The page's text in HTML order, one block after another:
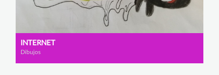
INTERNET
Dibujos